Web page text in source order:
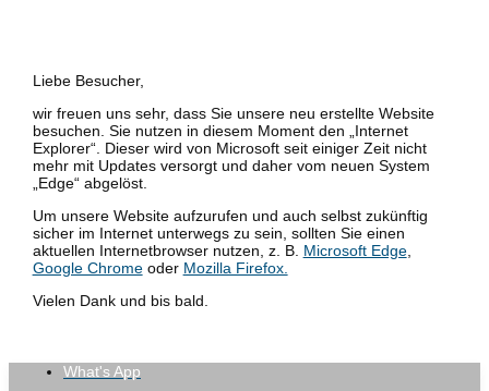
Liebe Besucher,
wir freuen uns sehr, dass Sie unsere neu erstellte Website
besuchen. Sie nutzen in diesem Moment den „Internet
Explorer“. Dieser wird von Microsoft seit einiger Zeit nicht
mehr mit Updates versorgt und daher vom neuen System
„Edge“ abgelöst.
Um unsere Website aufzurufen und auch selbst zukünftig
sicher im Internet unterwegs zu sein, sollten Sie einen
aktuellen Internetbrowser nutzen, z. B. Microsoft Edge,
Google Chromeoder Mozilla Firefox.
Vielen Dank und bis bald.
What's App